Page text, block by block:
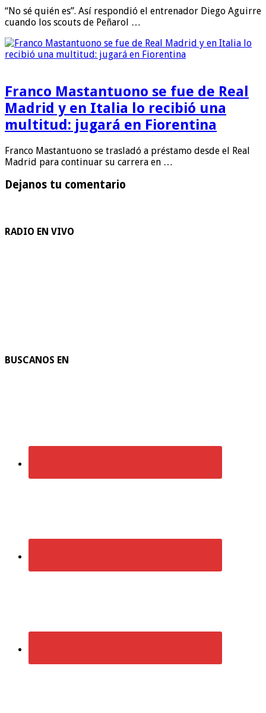
“No sé quién es”. Así respondió el entrenador Diego Aguirre
cuando los scouts de Peñarol …
Franco Mastantuono se fue de Real
Madrid y en Italia lo recibió una
multitud: jugará en Fiorentina
Franco Mastantuono se trasladó a préstamo desde el Real
Madrid para continuar su carrera en …
Dejanos tu comentario
RADIO EN VIVO
BUSCANOS EN